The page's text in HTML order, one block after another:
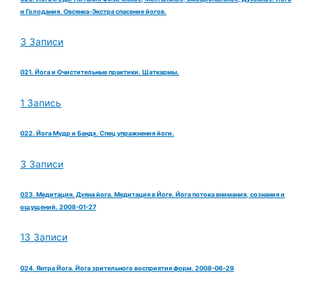
и Голодания. Овсянка-Экстра спасение йогов.
3 Записи
021. Йога и Очистительные практики. Шаткармы.
1 Запись
022. Йога Мудр и Бандх. Спец упражнения йоги.
3 Записи
023. Медитация. Дхяна йога. Медитация в Йоге. Йога потока внимания, сознания и
ощущений. 2008-01-27
13 Записи
024. Янтра Йога. Йога зрительного восприятия форм. 2008-06-29